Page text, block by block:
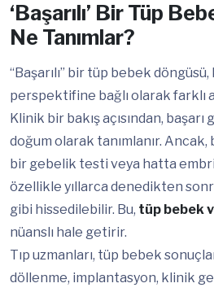
‘Başarılı’ Bir Tüp
Ne Tanımlar?
“Başarılı” bir tüp bebek
perspektifine bağlı olarak farklı
Klinik bir bakış açısından,
doğum olarak tanımlanır.
bir gebelik testi veya hatta
özellikle yıllarca denedikten
gibi hissedilebilir. Bu, tüp bebek
nüanslı hale getirir.
Tıp uzmanları, tüp bebek
döllenme, implantasyon, klinik